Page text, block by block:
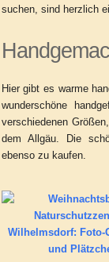
suchen, sind herzlich
Hier gibt es warme
wunderschöne
verschiedenen
dem Allgäu. Die
ebenso zu kaufen.